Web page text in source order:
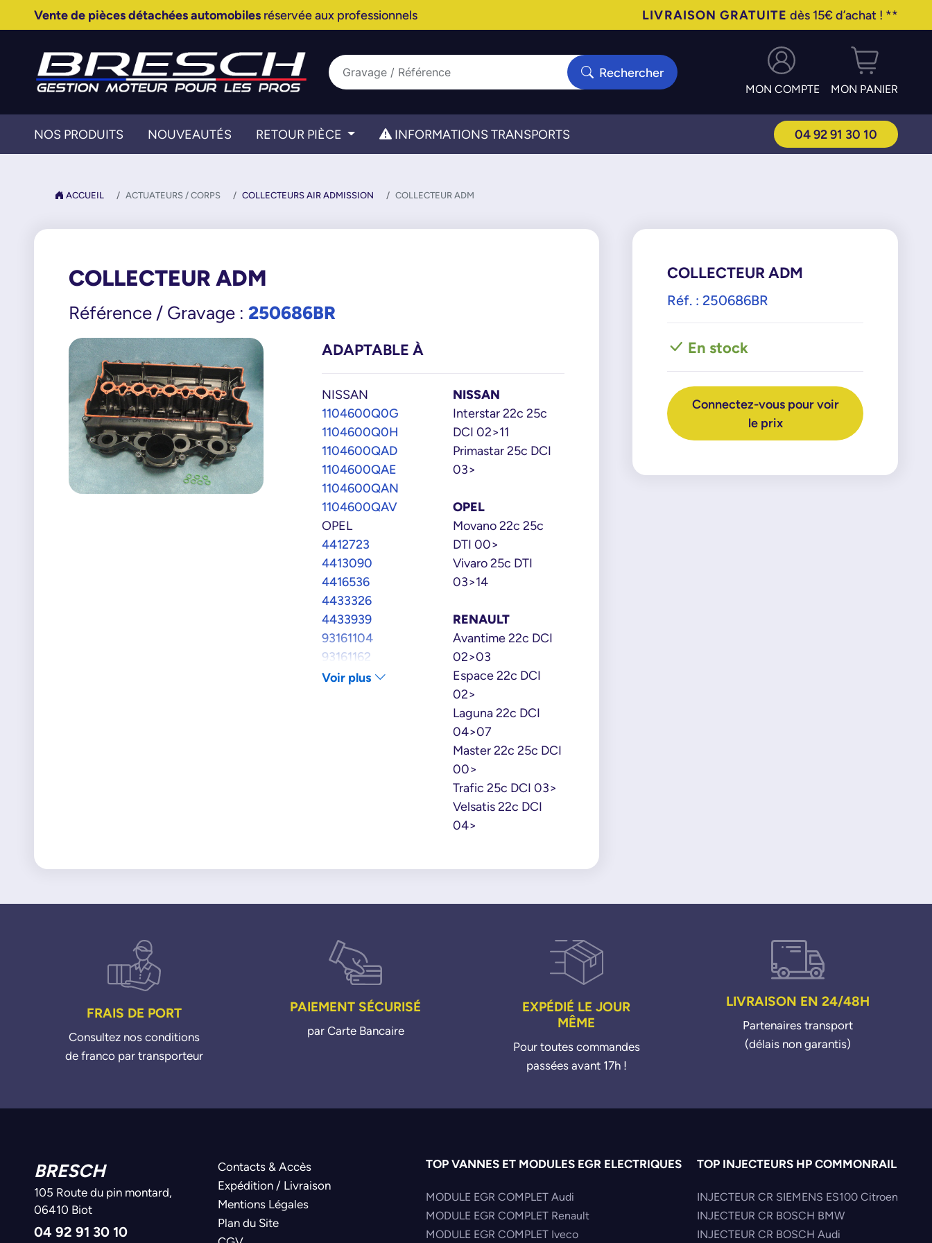
Vente de pièces détachées automobilesréservée aux professionnels LIVRAISON GRATUITE dès 15€ d’achat ! **
Rechercher
MON COMPTE MON PANIER
NOS PRODUITS NOUVEAUTÉS RETOUR PIÈCE INFORMATIONS TRANSPORTS 04 92 91 30 10
ACCUEIL ACTUATEURS / CORPS COLLECTEURS AIR ADMISSION COLLECTEUR ADM
COLLECTEUR ADM
Référence / Gravage : 250686BR
ADAPTABLE À
NISSAN
1104600Q0G
1104600Q0H
1104600QAD
1104600QAE
1104600QAN
1104600QAV
OPEL
4412723
4413090
4416536
4433326
4433939
93161104
93161162
93188618
Voir plus
NISSAN
Interstar 22c 25c
DCI 02>11
Primastar 25c DCI
03>
OPEL
Movano 22c 25c
DTI 00>
Vivaro 25c DTI
03>14
RENAULT
Avantime 22c DCI
02>03
Espace 22c DCI
02>
Laguna 22c DCI
04>07
Master 22c 25c DCI
00>
Trafic 25c DCI 03>
Velsatis 22c DCI
04>
COLLECTEUR ADM
Réf. : 250686BR
En stock
Connectez-vous pour voir
le prix
FRAIS DE PORT
Consultez nos conditions
de franco par transporteur
PAIEMENT SÉCURISÉ
par Carte Bancaire
EXPÉDIÉ LE JOUR
MÊME
Pour toutes commandes
passées avant 17h !
LIVRAISON EN 24/48H
Partenaires transport
(délais non garantis)
BRESCH
105 Route du pin montard,
06410 Biot
04 92 91 30 10
Contacts & Accès
Expédition / Livraison
Mentions Légales
Plan du Site
TOP VANNES ET MODULES EGR ELECTRIQUES
MODULE EGR COMPLET Audi
MODULE EGR COMPLET Renault
MODULE EGR COMPLET Iveco
TOP INJECTEURS HP COMMONRAIL
INJECTEUR CR SIEMENS ES100 Citroen
INJECTEUR CR BOSCH BMW
INJECTEUR CR BOSCH Audi